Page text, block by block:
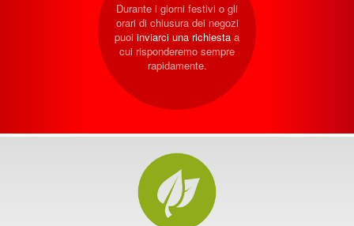
Durante i giorni festivi o gli
orari di chiusura dei negozi
puoi inviarci una richiesta a
cui risponderemo sempre
rapidamente.